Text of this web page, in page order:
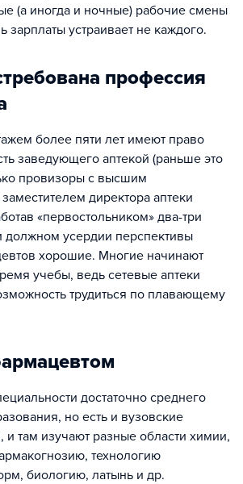
(а иногда и ночные) рабочие смены
зарплаты устраивает не каждого.
профессия
более пяти лет имеют право
заведующего аптекой (раньше это
провизоры с высшим
директора аптеки
«первостольником» два-три
должном усердии перспективы
хорошие. Многие начинают
учебы, ведь сетевые аптеки
трудиться по плавающему
достаточно среднего
но есть и вузовские
там изучают разные области химии,
технологию
биологию, латынь и др.